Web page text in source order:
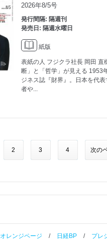
2026年8/5号
発行間隔: 隔週刊
発売日: 隔週水曜日
紙版
表紙の人 フジクラ社長 岡田 直
断」と「哲学」が見える 1953
ジネス誌『財界』。日本を代
者や...
2 3 4 次の
オレンジページ / 日経BP / プレ